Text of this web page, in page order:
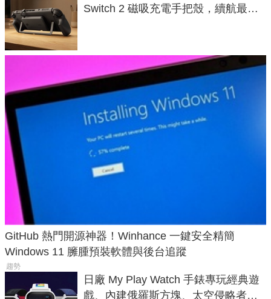
Switch 2 磁吸充電手把殼，續航最高
GitHub 熱門開源神器！Winhance 一鍵安全精簡
Windows 11 臃腫預裝軟體與後台追蹤
趨勢
日廠 My Play Watch 手錶專玩經典遊
戲、內建俄羅斯方塊、太空侵略者，